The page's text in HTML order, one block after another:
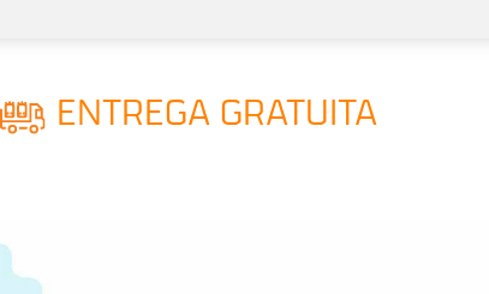
ENTREGA GRATUITA